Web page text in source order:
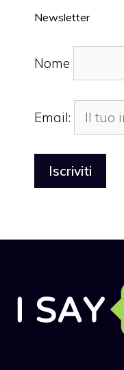
Newsletter
Nome
Email: